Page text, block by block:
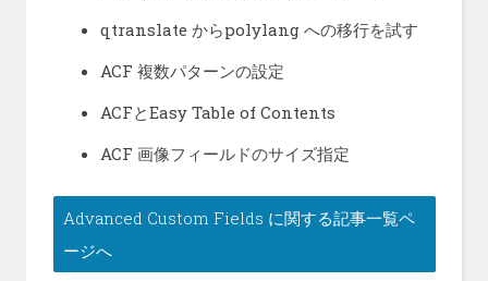
qtranslate からpolylang への移行を試す
ACF 複数パターンの設定
ACFとEasy Table of Contents
ACF 画像フィールドのサイズ指定
Advanced Custom Fields に関する記事一覧ペ
ージへ